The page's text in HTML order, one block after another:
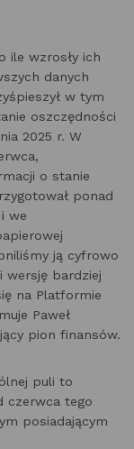
ile wzrosły ich
danych
w tym
oszczędności
2025 r. W
o stanie
ponad
we
ją cyfrowo
wersję bardziej
na Platformie
Paweł
pion finansów.
puli to
czerwca tego
posiadającym